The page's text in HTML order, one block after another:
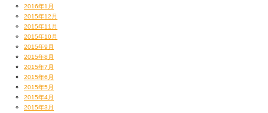
2016年1月
2015年12月
2015年11月
2015年10月
2015年9月
2015年8月
2015年7月
2015年6月
2015年5月
2015年4月
2015年3月